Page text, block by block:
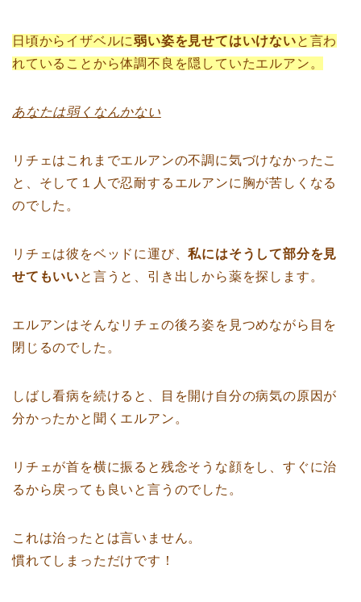
日頃からイザベルに弱い姿を見せてはいけないと言わ
れていることから体調不良を隠していたエルアン。
あなたは弱くなんかない
リチェはこれまでエルアンの不調に気づけなかったこ
と、そして１人で忍耐するエルアンに胸が苦しくなる
のでした。
リチェは彼をベッドに運び、私にはそうして部分を見
せてもいいと言うと、引き出しから薬を探します。
エルアンはそんなリチェの後ろ姿を見つめながら目を
閉じるのでした。
しばし看病を続けると、目を開け自分の病気の原因が
分かったかと聞くエルアン。
リチェが首を横に振ると残念そうな顔をし、すぐに治
るから戻っても良いと言うのでした。
これは治ったとは言いません。
慣れてしまっただけです！